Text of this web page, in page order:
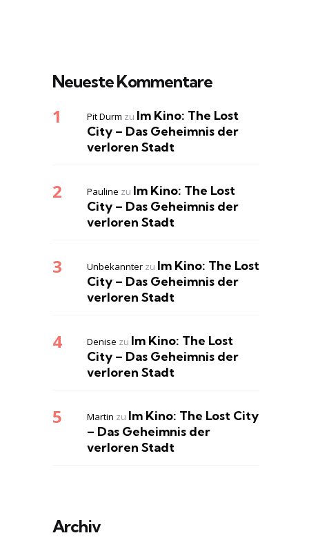
Neueste Kommentare
Pit Durm zu Im Kino: The Lost
City – Das Geheimnis der
verloren Stadt
Pauline zu Im Kino: The Lost
City – Das Geheimnis der
verloren Stadt
Unbekannter zu Im Kino: The Lost
City – Das Geheimnis der
verloren Stadt
Denise zu Im Kino: The Lost
City – Das Geheimnis der
verloren Stadt
Martin zu Im Kino: The Lost City
– Das Geheimnis der
verloren Stadt
Archiv